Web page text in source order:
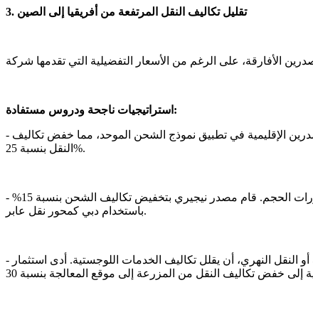
3. تقليل تكاليف النقل المرتفعة من أفريقيا إلى الصين
استراتيجيات ناجحة ودروس مستفادة:
الإقليمية في تطبيق نموذج الشحن الموحد، مما خفض تكاليف
النقل بنسبة 25%.
دبي أن يقلل التكاليف من خلال الاستفادة من وفورات الحجم. قام مصدر نيجيري بتخفيض تكاليف الشحن بنسبة 15%
باستخدام دبي كمحور نقل عابر.
النقل النهري، أن يقلل تكاليف الخدمات اللوجستية. أدى استثمار